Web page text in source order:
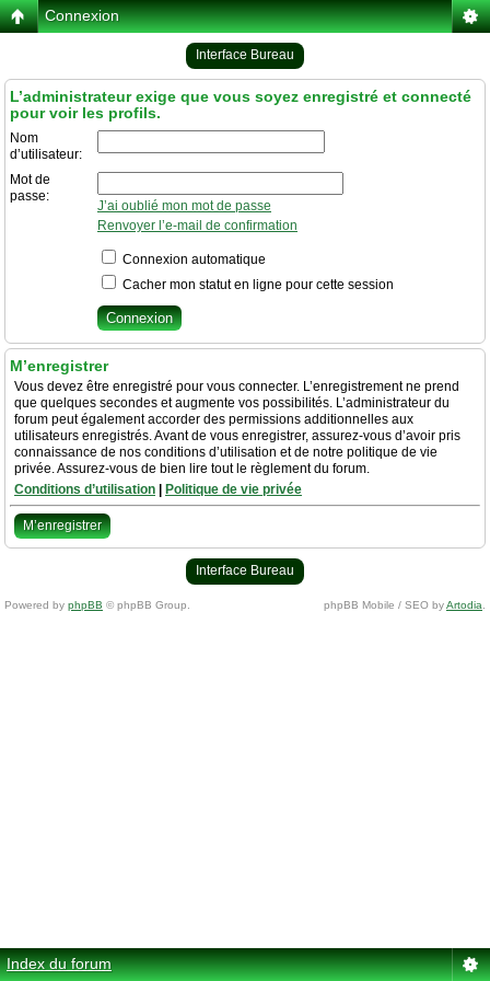
Connexion
Interface Bureau
L’administrateur exige que vous soyez enregistré et connecté
pour voir les profils.
Nom
d’utilisateur:
Mot de
passe:
J’ai oublié mon mot de passe
Renvoyer l’e-mail de confirmation
Connexion automatique
Cacher mon statut en ligne pour cette session
M’enregistrer
Vous devez être enregistré pour vous connecter. L’enregistrement ne prend
que quelques secondes et augmente vos possibilités. L’administrateur du
forum peut également accorder des permissions additionnelles aux
utilisateurs enregistrés. Avant de vous enregistrer, assurez-vous d’avoir pris
connaissance de nos conditions d’utilisation et de notre politique de vie
privée. Assurez-vous de bien lire tout le règlement du forum.
Conditions d’utilisation
Politique de vie privée
M’enregistrer
Interface Bureau
Powered by phpBB © phpBB Group. phpBB Mobile / SEO byArtodia
Index du forum